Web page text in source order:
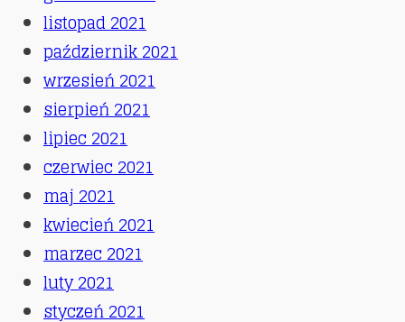
listopad 2021
październik 2021
wrzesień 2021
sierpień 2021
lipiec 2021
czerwiec 2021
maj 2021
kwiecień 2021
marzec 2021
luty 2021
styczeń 2021